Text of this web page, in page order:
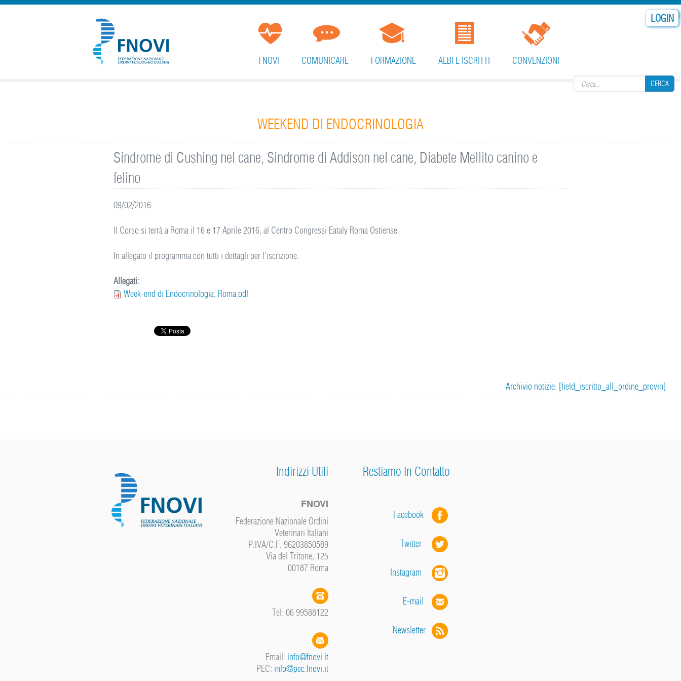
LOGIN
CERCA
FNOVI COMUNICARE FORMAZIONE ALBI E ISCRITTI CONVENZIONI
WEEKEND DI ENDOCRINOLOGIA
Sindrome di Cushing nel cane, Sindrome di Addison nel cane, Diabete Mellito canino e
felino
09/02/2016
Il Corso si terrà a Roma il 16 e 17 Aprile 2016, al Centro Congressi Eataly Roma Ostiense.
In allegato il programma con tutti i dettagli per l'iscrizione.
Allegati:
Week-end di Endocrinologia, Roma.pdf
Archivio notizie: [field_iscritto_all_ordine_provin]
Indirizzi Utili
FNOVI
Federazione Nazionale Ordini
Veterinari Italiani
P.IVA/C.F. 96203850589
Via del Tritone, 125
00187 Roma
Tel: 06 99588122
Email: info@fnovi.it
PEC: info@pec.fnovi.it
Restiamo In Contatto
Facebook
Twitter
Instagram
E-mail
Newsletter